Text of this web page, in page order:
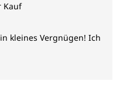
von 5 von 5 Sternen
Kauf
kleines Vergnügen! Ich